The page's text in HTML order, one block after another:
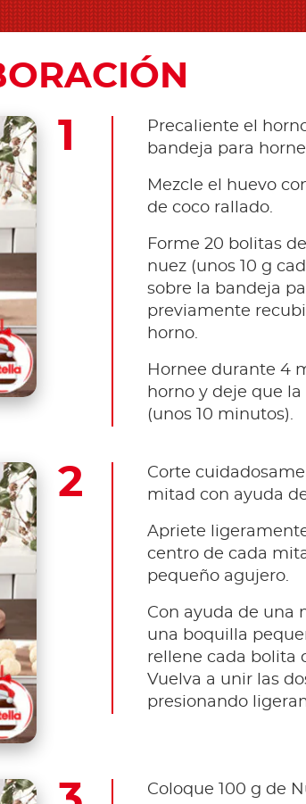
Precaliente el
bandeja para
Mezcle el huevo
de coco rallado.
Forme 20 bolitas
nuez (unos 10 g
sobre la bandeja
previamente
horno.
Hornee durante 4
horno y deje que
(unos 10 minutos).
Corte
mitad con ayuda
Apriete
centro de cada
pequeño agujero.
Con ayuda de una
una boquilla
rellene cada bolita
Vuelva a unir las
presionando
Coloque 100 g de